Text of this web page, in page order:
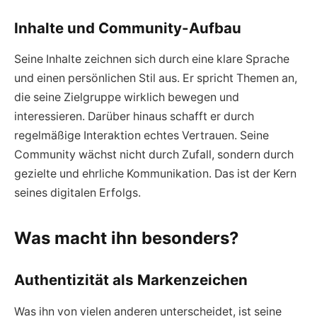
Inhalte und Community-Aufbau
Seine Inhalte zeichnen sich durch eine klare Sprache
und einen persönlichen Stil aus. Er spricht Themen an,
die seine Zielgruppe wirklich bewegen und
interessieren. Darüber hinaus schafft er durch
regelmäßige Interaktion echtes Vertrauen. Seine
Community wächst nicht durch Zufall, sondern durch
gezielte und ehrliche Kommunikation. Das ist der Kern
seines digitalen Erfolgs.
Was macht ihn besonders?
Authentizität als Markenzeichen
Was ihn von vielen anderen unterscheidet, ist seine